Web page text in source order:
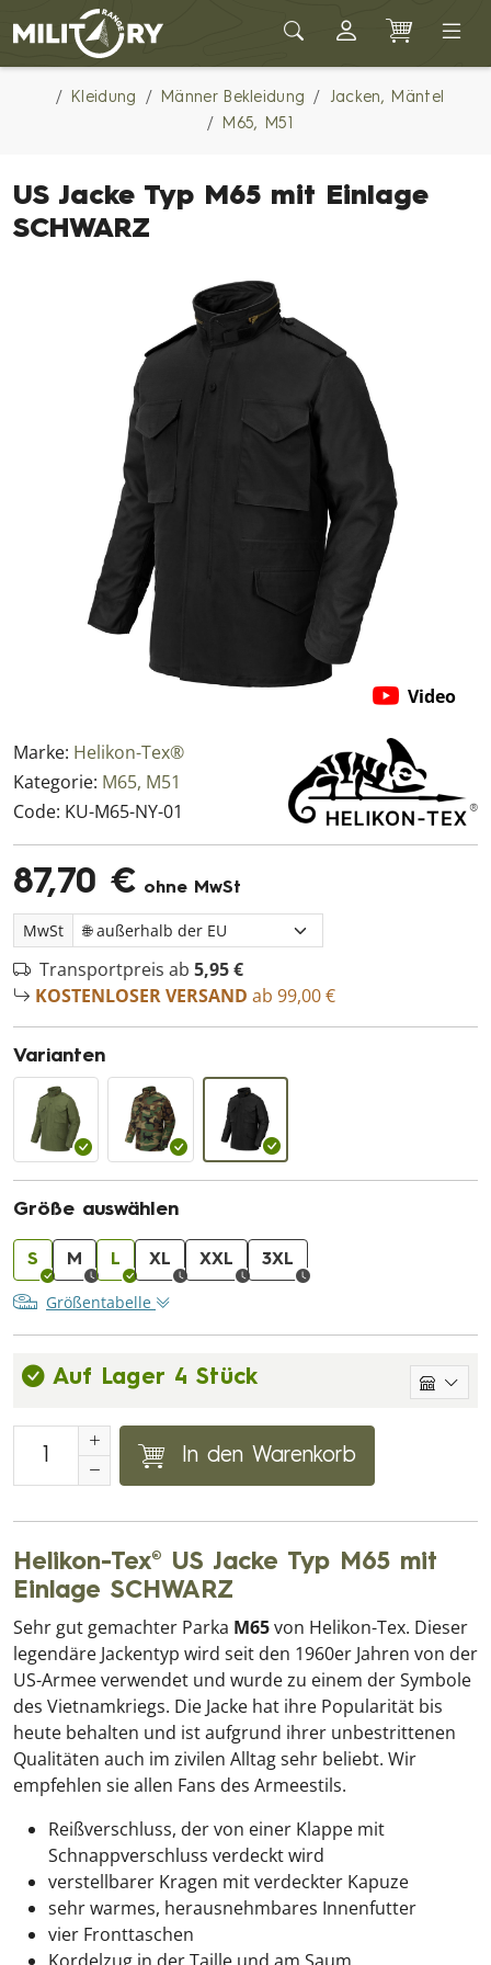
Army shop MILITARY RANGE
Kleidung Männer Bekleidung
Jacken, Mäntel
M65, M51
US Jacke Typ M65 mit Einlage
SCHWARZ
Video
Marke: Helikon-Tex®
Kategorie: M65, M51
Code: KU-M65-NY-01
87,70 € ohne MwSt
MwSt
Transportpreis ab 5,95 €
KOSTENLOSER VERSAND ab 99,00 €
Varianten
Größe auswählen
S M L XL XXL 3XL
Größentabelle
Auf Lager 4 Stück
In den Warenkorb
Helikon-Tex® US Jacke Typ M65 mit
Einlage SCHWARZ
Sehr gut gemachter Parka M65von Helikon-Tex. Dieser
legendäre Jackentyp wird seit den 1960er Jahren von der
US-Armee verwendet und wurde zu einem der Symbole
des Vietnamkriegs. Die Jacke hat ihre Popularität bis
heute behalten und ist aufgrund ihrer unbestrittenen
Qualitäten auch im zivilen Alltag sehr beliebt. Wir
empfehlen sie allen Fans des Armeestils.
Reißverschluss, der von einer Klappe mit
Schnappverschluss verdeckt wird
verstellbarer Kragen mit verdeckter Kapuze
sehr warmes, herausnehmbares Innenfutter
vier Fronttaschen